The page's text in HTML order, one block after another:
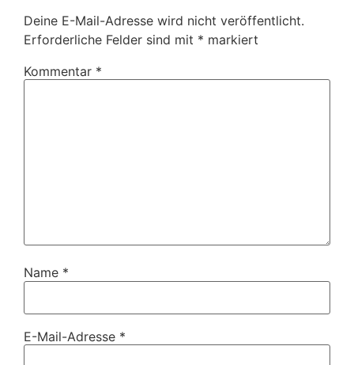
Deine E-Mail-Adresse wird nicht veröffentlicht.
Erforderliche Felder sind mit * markiert
Kommentar *
Name *
E-Mail-Adresse *